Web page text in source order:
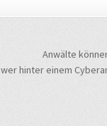
Anwälte
hinter einem